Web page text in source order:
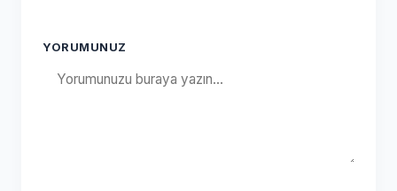
YORUMUNUZ